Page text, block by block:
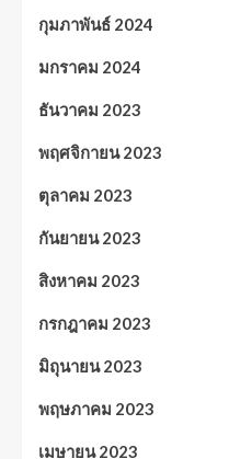
กุมภาพันธ์ 2024
มกราคม 2024
ธันวาคม 2023
พฤศจิกายน 2023
ตุลาคม 2023
กันยายน 2023
สิงหาคม 2023
กรกฎาคม 2023
มิถุนายน 2023
พฤษภาคม 2023
เมษายน 2023